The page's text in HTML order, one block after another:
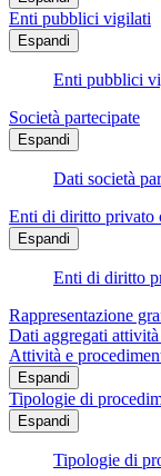
Enti pubblici vigilati
Espandi
Enti pubblici
Società partecipate
Espandi
Dati società
Enti di diritto privato
Espandi
Enti di diritto
Rappresentazione
Dati aggregati
Attività e
Espandi
Tipologie di
Espandi
Tipologie di